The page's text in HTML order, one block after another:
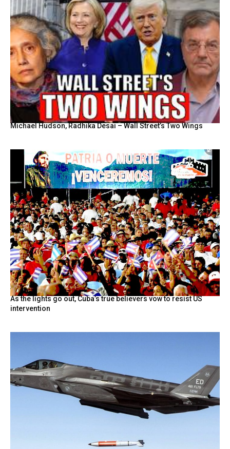
Michael Hudson, Radhika Desai – Wall Street’s Two Wings
As the lights go out, Cuba’s true believers vow to resist US
intervention